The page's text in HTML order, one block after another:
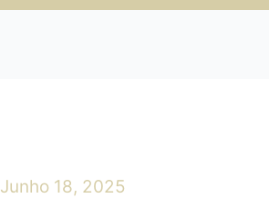
Junho 18, 2025